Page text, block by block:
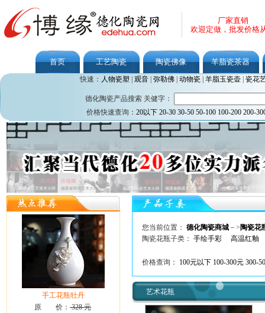
厂家直销
欢迎定做，批发价格
首页 工艺陶瓷 陶瓷佛像 羊脂瓷茶器
快速： 人物瓷塑 观音| 弥勒佛| 动物瓷| 羊脂玉瓷壶| 瓷花
德化陶瓷产品搜索 关健字：
价格快速查询： 20以下 20-30 30-50 50-100 100-200 200-
手工花瓶牡丹
原 价： 328 元
您当前位置： 德化陶瓷商城－> 陶瓷花
陶瓷花瓶子类： 手绘手彩 高温红釉
价格查询： 100元以下 100-300元 300-
艺术花瓶